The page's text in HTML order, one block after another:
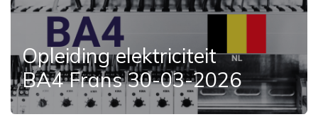
Opleiding elektriciteit
BA4 Frans 30-03-2026